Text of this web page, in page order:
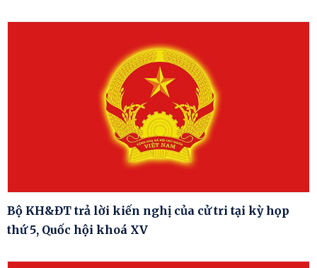
Bộ KH&ĐT trả lời kiến nghị của cử tri tại kỳ họp
thứ 5, Quốc hội khoá XV